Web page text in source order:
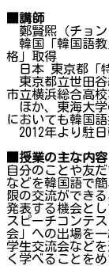
■講師
鄭賢煕（チョン
韓国「韓国語
格」取得
日本 東京都「
東京都立世田谷
市立横浜総合高
ほか、東海大学
においても韓国語
2012年より駐日
■授業の主な内容
自分のことや友
などを韓国語で
限の交流ができ
発表する機会と
スピーチコンテ
会」への出場を
学生交流会など
く学べることをめ